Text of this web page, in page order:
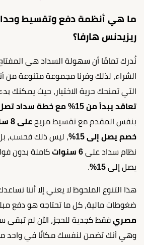
ما هي أنظمة دفع وتقسيط
ريزيدنس هارفا؟
نُدرك تمامًا أن سهولة السداد هي المفتاح
الشراء، لذلك وفرنا مجموعة متنوعة من
التي تمنحك حرية الاختيار، حيث يمكنك
تعاقد يبدأ من 15% مع خطة سداد تصل حتى 10 سنوات
بنفس المقدم مع تقسيط مريح على 8 سنوات
خصم يصل إلى 15%
، ليس ذلك فحسب، بل
نظام سداد على
كاملة بدون
يصل إلى 15%
.
هذا التنوع الملحوظ لا يعني إلا أننا
ضغوطات مالية، كل ما تحتاجه هو دفع
مصري فقط كجدية للحجز، الآن لم تبقى
وهي أنك تضمن لنفسك مكانًا في واحد